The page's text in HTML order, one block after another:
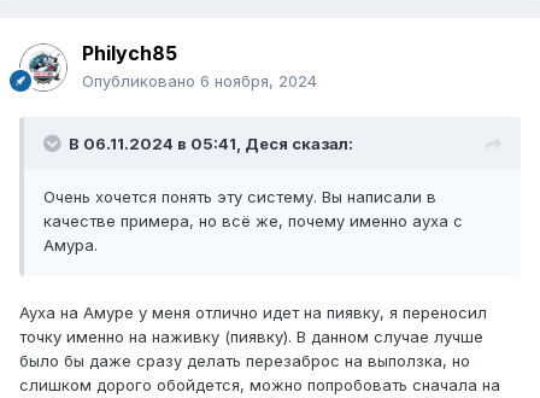
Philych85
Опубликовано 6 ноября, 2024
В 06.11.2024 в 05:41, Деся сказал:
Очень хочется понять эту систему. Вы написали в
качестве примера, но всё же, почему именно ауха с
Амура.
Ауха на Амуре у меня отлично идет на пиявку, я переносил
точку именно на наживку (пиявку). В данном случае лучше
было бы даже сразу делать перезаброс на выползка, но
слишком дорого обойдется, можно попробовать сначала на